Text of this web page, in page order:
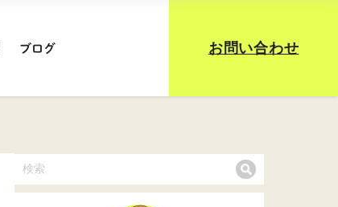
ブログ お問い合わせ